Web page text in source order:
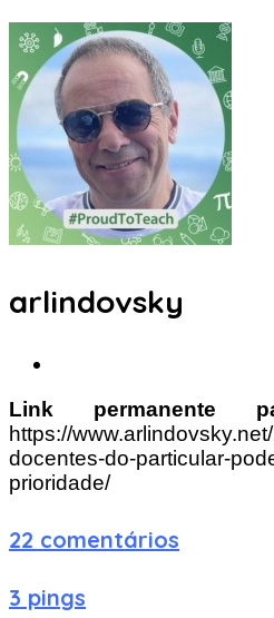
arlindovsky
Link permanente
https://
docentes-do-particular-
prioridade/
22 comentários
3 pings